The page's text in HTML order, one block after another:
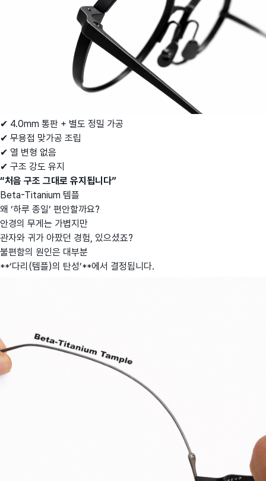
✔ 4.0mm 통판 + 별도 정밀 가공
✔ 무용접 맞가공 조립
✔ 열 변형 없음
✔ 구조 강도 유지
“처음 구조 그대로 유지됩니다”
Beta-Titanium 템플
왜 ‘하루 종일’ 편안할까요?
안경의 무게는 가볍지만
관자와 귀가 아팠던 경험, 있으셨죠?
불편함의 원인은 대부분
**‘다리(템플)의 탄성’**에서 결정됩니다.